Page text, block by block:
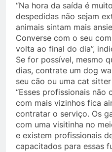
“Na hora da saída é
despedidas não sejam
animais sintam mais
Converse com o seu
volta ao final do dia”,
Se for possível, mesmo
dias, contrate um dog
seu cão ou uma cat
“Esses profissionais
com mais vizinhos fica
contratar o serviço. Os
com uma visitinha no
e existem profissionais
capacitados para essas